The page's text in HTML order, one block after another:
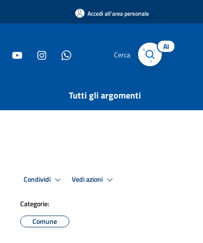
Accedi all'area personale
Cerca
AI
Tutti gli argomenti
Condividi Vedi azioni
Categorie:
Comune